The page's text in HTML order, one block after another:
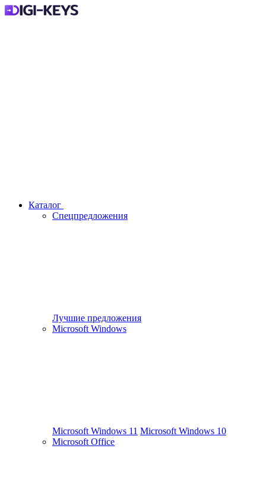
Каталог
Спецпредложения
Лучшие предложения
Microsoft Windows
Microsoft Windows 11 Microsoft Windows 10
Microsoft Office